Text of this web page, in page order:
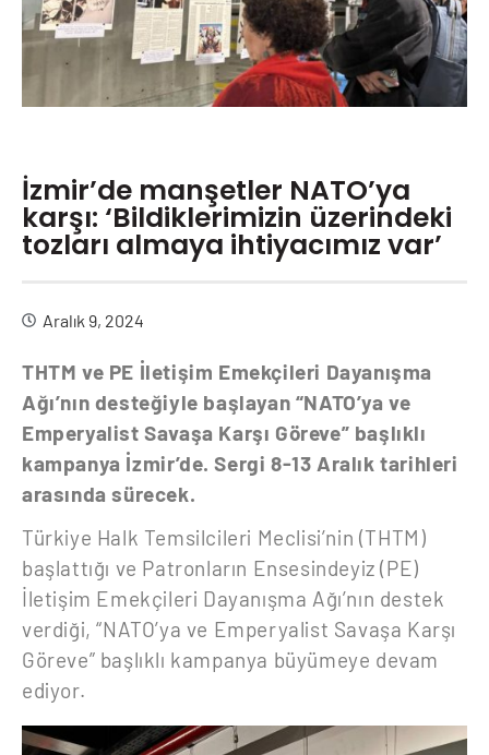
İzmir’de manşetler NATO’ya
karşı: ‘Bildiklerimizin üzerindeki
tozları almaya ihtiyacımız var’
Aralık 9, 2024
THTM ve PE İletişim Emekçileri Dayanışma
Ağı’nın desteğiyle başlayan “NATO’ya ve
Emperyalist Savaşa Karşı Göreve” başlıklı
kampanya İzmir’de. Sergi 8-13 Aralık tarihleri
arasında sürecek.
Türkiye Halk Temsilcileri Meclisi’nin (THTM)
başlattığı ve Patronların Ensesindeyiz (PE)
İletişim Emekçileri Dayanışma Ağı’nın destek
verdiği, “NATO’ya ve Emperyalist Savaşa Karşı
Göreve” başlıklı kampanya büyümeye devam
ediyor.